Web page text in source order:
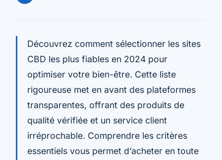
Découvrez comment sélectionner les sites
CBD les plus fiables en 2024 pour
optimiser votre bien-être. Cette liste
rigoureuse met en avant des plateformes
transparentes, offrant des produits de
qualité vérifiée et un service client
irréprochable. Comprendre les critères
essentiels vous permet d’acheter en toute